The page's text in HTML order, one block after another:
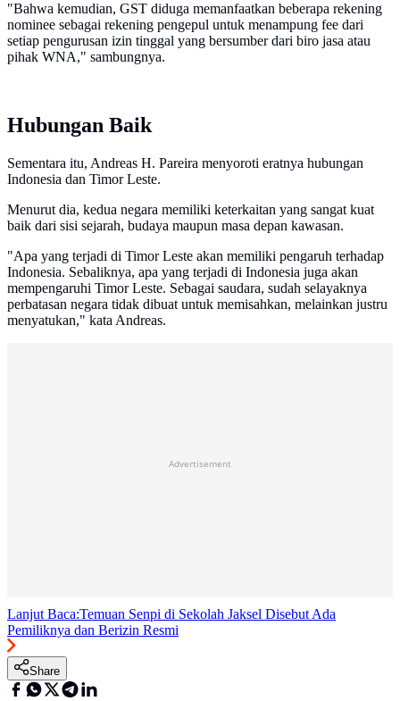
"Bahwa kemudian, GST diduga memanfaatkan beberapa rekening
nominee sebagai rekening pengepul untuk menampung fee dari
setiap pengurusan izin tinggal yang bersumber dari biro jasa atau
pihak WNA," sambungnya.
Hubungan Baik
Sementara itu, Andreas H. Pareira menyoroti eratnya hubungan
Indonesia dan Timor Leste.
Menurut dia, kedua negara memiliki keterkaitan yang sangat kuat
baik dari sisi sejarah, budaya maupun masa depan kawasan.
"Apa yang terjadi di Timor Leste akan memiliki pengaruh terhadap
Indonesia. Sebaliknya, apa yang terjadi di Indonesia juga akan
mempengaruhi Timor Leste. Sebagai saudara, sudah selayaknya
perbatasan negara tidak dibuat untuk memisahkan, melainkan justru
menyatukan," kata Andreas.
Advertisement
Lanjut Baca:Temuan Senpi di Sekolah Jaksel Disebut Ada
Pemiliknya dan Berizin Resmi
Share